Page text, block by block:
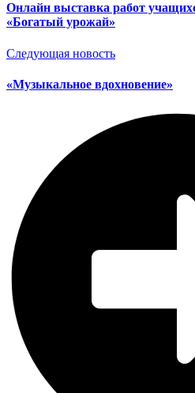
Онлайн выставка работ
«Богатый урожай»
Следующая новость
«Музыкальное вдохновение»